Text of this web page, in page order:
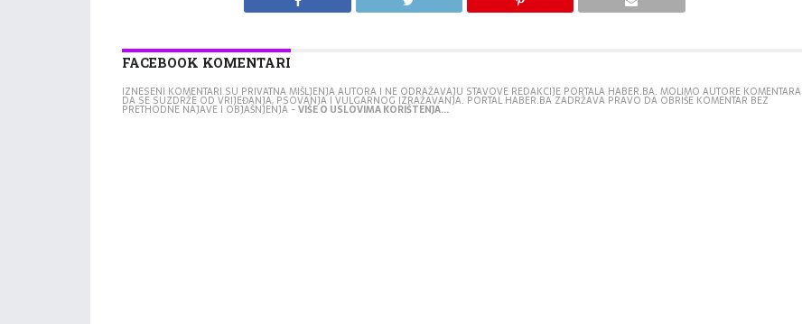
FACEBOOK KOMENTARI
IZNESENI KOMENTARI SU PRIVATNA MIŠLJENJA AUTORA I NE ODRAŽAVAJU STAVOVE REDAKCIJE PORTALA HABER.BA. MOLIMO AUTORE KOMENTARA
DA SE SUZDRŽE OD VRIJEĐANJA, PSOVANJA I VULGARNOG IZRAŽAVANJA. PORTAL HABER.BA ZADRŽAVA PRAVO DA OBRIŠE KOMENTAR BEZ
PRETHODNE NAJAVE I OBJAŠNJENJA -VIŠE O USLOVIMA KORIŠTENJA...